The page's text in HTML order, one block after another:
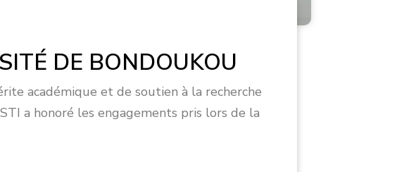
DE BONDOUKOU
académique et de soutien à la recherche
a honoré les engagements pris lors de la